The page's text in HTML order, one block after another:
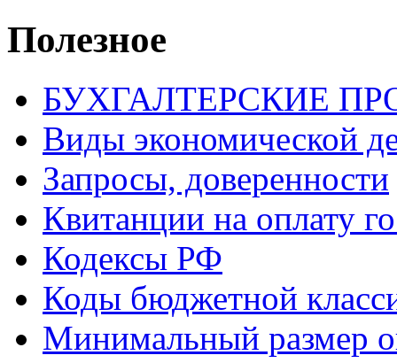
Полезное
БУХГАЛТЕРСКИЕ
Виды экономической
Запросы, доверенности
Квитанции на оплату
Кодексы РФ
Коды бюджетной
Минимальный размер